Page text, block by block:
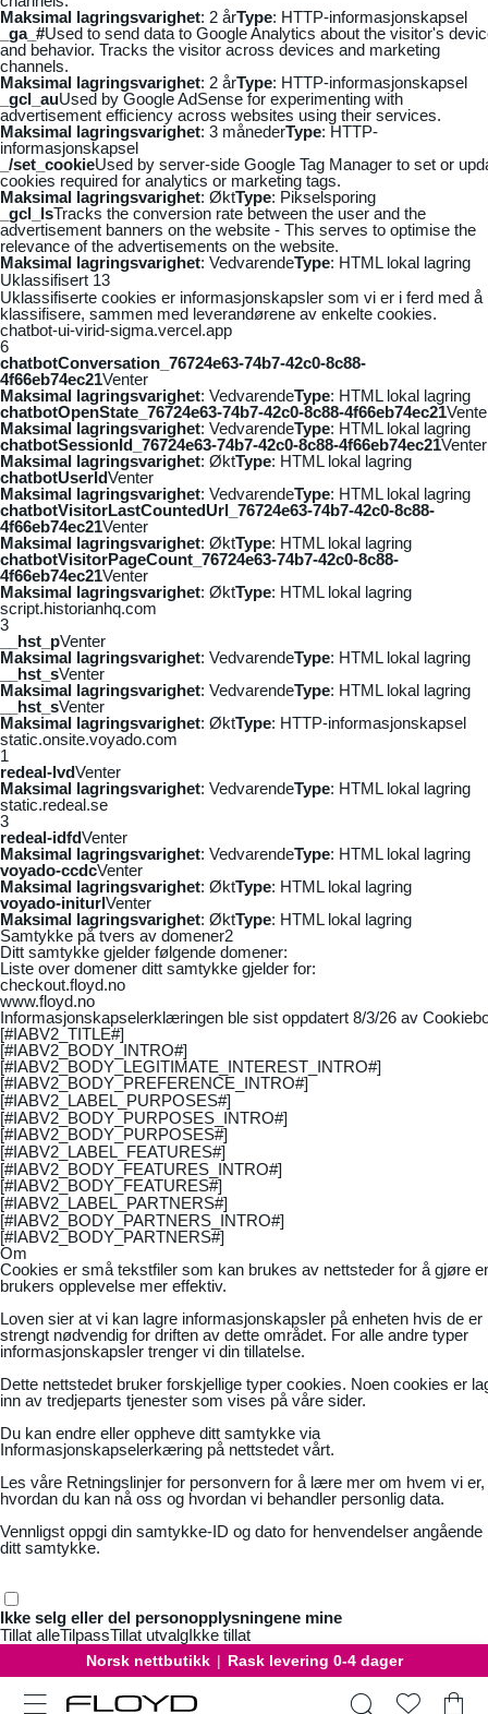
Maksimal lagringsvarighet: 2 årType: HTTP-informasjonskapsel
_ga_#Used to send data to Google Analytics about the visitor's
and behavior. Tracks the visitor across devices and marketing
channels.
Maksimal lagringsvarighet: 2 årType: HTTP-informasjonskapsel
_gcl_auUsed by Google AdSense for experimenting with
advertisement efficiency across websites using their services.
Maksimal lagringsvarighet: 3 månederType: HTTP-
informasjonskapsel
_/set_cookieUsed by server-side Google Tag Manager to set or
cookies required for analytics or marketing tags.
Maksimal lagringsvarighet: ØktType: Pikselsporing
_gcl_lsTracks the conversion rate between the user and the
advertisement banners on the website - This serves to optimise the
relevance of the advertisements on the website.
Maksimal lagringsvarighet: VedvarendeType: HTML lokal lagring
Uklassifisert 13
Uklassifiserte cookies er informasjonskapsler som vi er i ferd med å
klassifisere, sammen med leverandørene av enkelte cookies.
chatbot-ui-virid-sigma.vercel.app
6
chatbotConversation_76724e63-74b7-42c0-8c88-
4f66eb74ec21Venter
Maksimal lagringsvarighet: VedvarendeType: HTML lokal lagring
chatbotOpenState_76724e63-74b7-42c0-8c88-4f66eb74ec21
Maksimal lagringsvarighet: VedvarendeType: HTML lokal lagring
chatbotSessionId_76724e63-74b7-42c0-8c88-4f66eb74ec21Venter
Maksimal lagringsvarighet: ØktType: HTML lokal lagring
chatbotUserIdVenter
Maksimal lagringsvarighet: VedvarendeType: HTML lokal lagring
chatbotVisitorLastCountedUrl_76724e63-74b7-42c0-8c88-
4f66eb74ec21Venter
Maksimal lagringsvarighet: ØktType: HTML lokal lagring
chatbotVisitorPageCount_76724e63-74b7-42c0-8c88-
4f66eb74ec21Venter
Maksimal lagringsvarighet: ØktType: HTML lokal lagring
script.historianhq.com
3
__hst_pVenter
Maksimal lagringsvarighet: VedvarendeType: HTML lokal lagring
__hst_sVenter
Maksimal lagringsvarighet: VedvarendeType: HTML lokal lagring
__hst_sVenter
Maksimal lagringsvarighet: ØktType: HTTP-informasjonskapsel
static.onsite.voyado.com
1
redeal-lvdVenter
Maksimal lagringsvarighet: VedvarendeType: HTML lokal lagring
static.redeal.se
3
redeal-idfdVenter
Maksimal lagringsvarighet: VedvarendeType: HTML lokal lagring
voyado-ccdcVenter
Maksimal lagringsvarighet: ØktType: HTML lokal lagring
voyado-initurlVenter
Maksimal lagringsvarighet: ØktType: HTML lokal lagring
Samtykke på tvers av domener2
Ditt samtykke gjelder følgende domener:
Liste over domener ditt samtykke gjelder for:
checkout.floyd.no
www.floyd.no
Informasjonskapselerklæringen ble sist oppdatert 8/3/26 av
[#IABV2_TITLE#]
[#IABV2_BODY_INTRO#]
[#IABV2_BODY_LEGITIMATE_INTEREST_INTRO#]
[#IABV2_BODY_PREFERENCE_INTRO#]
[#IABV2_LABEL_PURPOSES#]
[#IABV2_BODY_PURPOSES_INTRO#]
[#IABV2_BODY_PURPOSES#]
[#IABV2_LABEL_FEATURES#]
[#IABV2_BODY_FEATURES_INTRO#]
[#IABV2_BODY_FEATURES#]
[#IABV2_LABEL_PARTNERS#]
[#IABV2_BODY_PARTNERS_INTRO#]
[#IABV2_BODY_PARTNERS#]
Om
Cookies er små tekstfiler som kan brukes av nettsteder for å gjøre
brukers opplevelse mer effektiv.
Loven sier at vi kan lagre informasjonskapsler på enheten hvis de er
strengt nødvendig for driften av dette området. For alle andre typer
informasjonskapsler trenger vi din tillatelse.
Dette nettstedet bruker forskjellige typer cookies. Noen cookies er
inn av tredjeparts tjenester som vises på våre sider.
Du kan endre eller oppheve ditt samtykke via
Informasjonskapselerkæring på nettstedet vårt.
Les våre Retningslinjer for personvern for å lære mer om hvem vi er,
hvordan du kan nå oss og hvordan vi behandler personlig data.
Vennligst oppgi din samtykke-ID og dato for henvendelser angående
ditt samtykke.
Ikke selg eller del personopplysningene mine
Tillat alleTilpassTillat utvalgIkke tillat
Norsk nettbutikk | Rask levering 0-4 dager